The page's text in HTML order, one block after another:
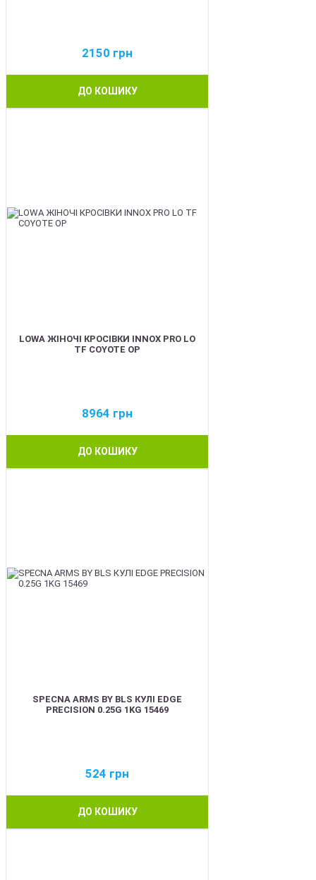
2150 грн
ДО КОШИКУ
LOWA ЖІНОЧІ КРОСІВКИ INNOX PRO LO
TF COYOTE OP
8964 грн
ДО КОШИКУ
SPECNA ARMS BY BLS КУЛІ EDGE
PRECISION 0.25G 1KG 15469
524 грн
ДО КОШИКУ